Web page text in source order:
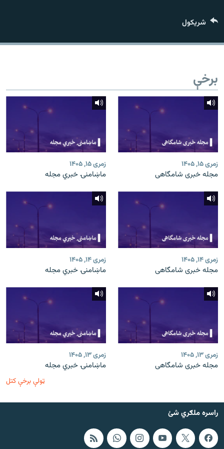
راسره ملګري شئ
د ازادې اروپا/ ازادي راډيو ټولې پاڼې
شريکول
برخې
زمری ۱۵, ۱۴۰۵
مجله خبری شامگاهی
زمری ۱۵, ۱۴۰۵
ماښامنۍ خبري مجله
زمری ۱۴, ۱۴۰۵
مجله خبری شامگاهی
زمری ۱۴, ۱۴۰۵
ماښامنۍ خبري مجله
زمری ۱۳, ۱۴۰۵
مجله خبری شامگاهی
زمری ۱۳, ۱۴۰۵
ماښامنۍ خبري مجله
ټولې برخې کتل
راسره ملګري شئ